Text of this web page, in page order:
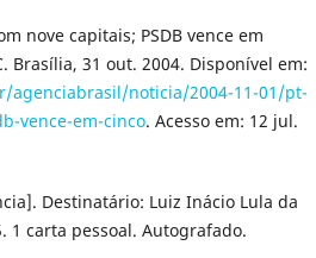
nove capitais; PSDB vence em
Brasília, 31 out. 2004. Disponível em:
agenciabrasil/noticia/2004-11-01/pt-
vence-em-cinco. Acesso em: 12 jul.
Destinatário: Luiz Inácio Lula da
1 carta pessoal. Autografado.